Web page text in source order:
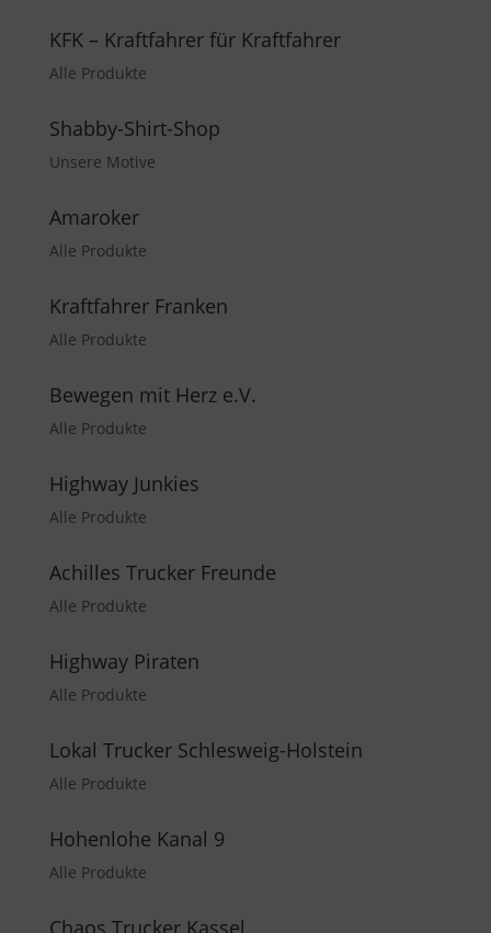
KFK – Kraftfahrer für Kraftfahrer
Alle Produkte
Shabby-Shirt-Shop
Unsere Motive
Amaroker
Alle Produkte
Kraftfahrer Franken
Alle Produkte
Bewegen mit Herz e.V.
Alle Produkte
Highway Junkies
Alle Produkte
Achilles Trucker Freunde
Alle Produkte
Highway Piraten
Alle Produkte
Lokal Trucker Schlesweig-Holstein
Alle Produkte
Hohenlohe Kanal 9
Alle Produkte
Chaos Trucker Kassel